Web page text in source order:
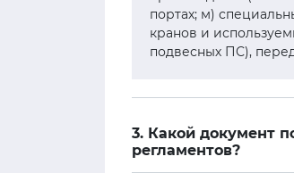
портах; м)
кранов и
подвесных ПС),
3. Какой документ
регламентов?